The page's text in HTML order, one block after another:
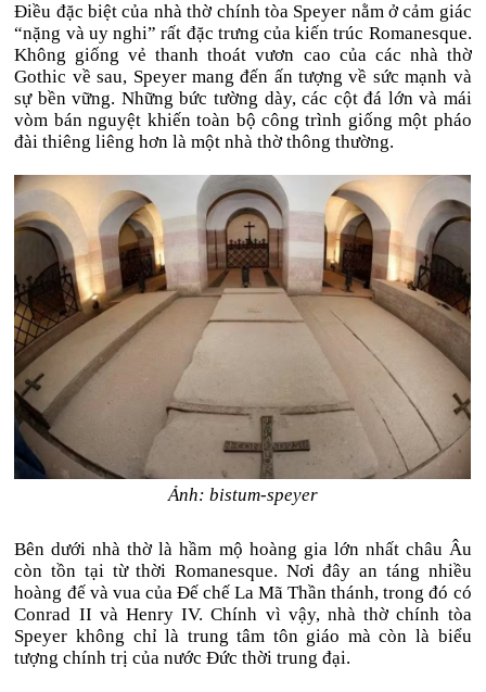
Điều đặc biệt của nhà thờ chính tòa Speyer nằm ở cảm giác
“nặng và uy nghi” rất đặc trưng của kiến trúc Romanesque.
Không giống vẻ thanh thoát vươn cao của các nhà thờ
Gothic về sau, Speyer mang đến ấn tượng về sức mạnh và
sự bền vững. Những bức tường dày, các cột đá lớn và mái
vòm bán nguyệt khiến toàn bộ công trình giống một pháo
đài thiêng liêng hơn là một nhà thờ thông thường.
Ảnh: bistum-speyer
Bên dưới nhà thờ là hầm mộ hoàng gia lớn nhất châu Âu
còn tồn tại từ thời Romanesque. Nơi đây an táng nhiều
hoàng đế và vua của Đế chế La Mã Thần thánh, trong đó có
Conrad II và Henry IV. Chính vì vậy, nhà thờ chính tòa
Speyer không chỉ là trung tâm tôn giáo mà còn là biểu
tượng chính trị của nước Đức thời trung đại.